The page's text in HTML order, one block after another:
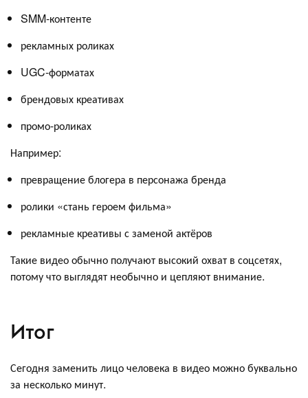
SMM-контенте
рекламных роликах
UGC-форматах
брендовых креативах
промо-роликах
Например:
превращение блогера в персонажа бренда
ролики «стань героем фильма»
рекламные креативы с заменой актёров
Такие видео обычно получают высокий охват в соцсетях,
потому что выглядят необычно и цепляют внимание.
Итог
Сегодня заменить лицо человека в видео можно буквально
за несколько минут.